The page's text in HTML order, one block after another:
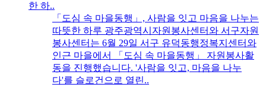
한 하..
「도심 속 마을동행」, 사람을 잇고 마음을 나누는
따뜻한 하루 광주광역시자원봉사센터와 서구자원
봉사센터는 6월 29일 서구 유덕동행정복지센터와
인근 마을에서 「도심 속 마을동행」 자원봉사활
동을 진행했습니다. '사람을 잇고, 마음을 나누
다'를 슬로건으로 열린..